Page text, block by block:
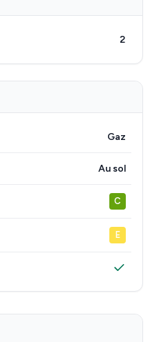
2
Gaz
Au sol
C
E